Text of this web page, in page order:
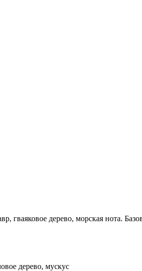
дерево, морская нота.
дерево, мускус